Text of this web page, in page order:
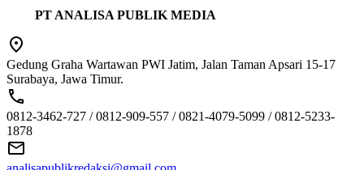
PT ANALISA PUBLIK MEDIA
Gedung Graha Wartawan PWI Jatim, Jalan Taman Apsari 15-17
Surabaya, Jawa Timur.
0812-3462-727 / 0812-909-557 / 0821-4079-5099 / 0812-5233-
1878